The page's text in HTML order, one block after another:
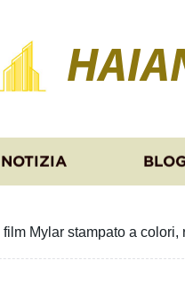
NOTIZIA
Mylar stampato a